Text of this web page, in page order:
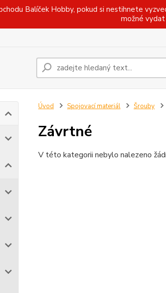
Balíček Hobby, pokud si nestihnete
možné
Úvod Spojovací materiál Šrouby
Závrtné
V této kategorii nebylo nalezeno